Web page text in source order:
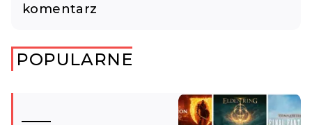
komentarz
POPULARNE